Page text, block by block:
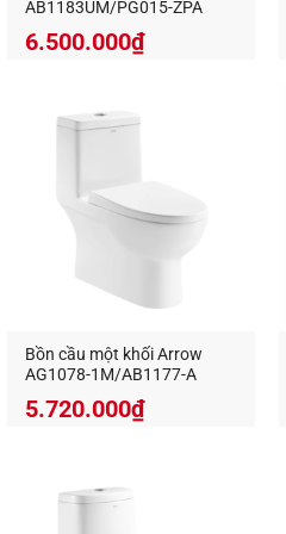
– Tránh sử dụng hóa chất
thống xả và lớp men sứ.
van cấp nước để bảo vệ
AB1183UM/PG015-ZPA
6.500.000₫
Bồn cầu một khối Arrow
AG1078-1M/AB1177-A
5.720.000₫